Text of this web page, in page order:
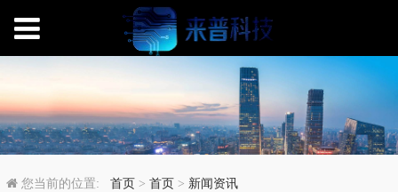
最薄折叠屏手机如何兼
您当前的位置:首页 >首页 > 新闻资讯